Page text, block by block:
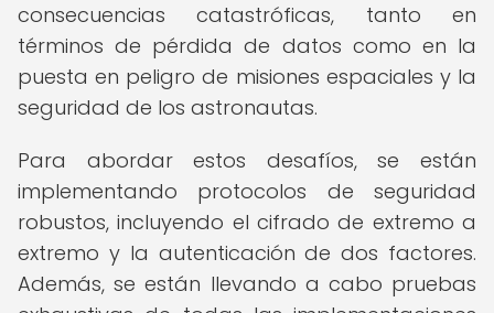
consecuencias catastróficas, tanto en
términos de pérdida de datos como en la
puesta en peligro de misiones espaciales y la
seguridad de los astronautas.
Para abordar estos desafíos, se están
implementando protocolos de seguridad
robustos, incluyendo el cifrado de extremo a
extremo y la autenticación de dos factores.
Además, se están llevando a cabo pruebas